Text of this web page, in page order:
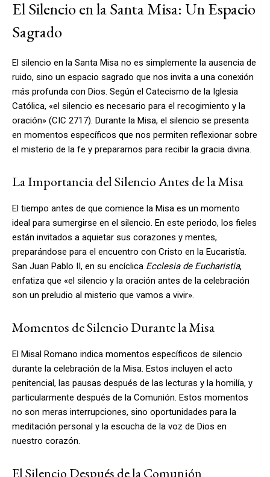
El Silencio en la Santa Misa: Un Espacio
Sagrado
El silencio en la Santa Misa no es simplemente la ausencia de
ruido, sino un espacio sagrado que nos invita a una conexión
más profunda con Dios. Según el Catecismo de la Iglesia
Católica, «el silencio es necesario para el recogimiento y la
oración» (CIC 2717). Durante la Misa, el silencio se presenta
en momentos específicos que nos permiten reflexionar sobre
el misterio de la fe y prepararnos para recibir la gracia divina.
La Importancia del Silencio Antes de la Misa
El tiempo antes de que comience la Misa es un momento
ideal para sumergirse en el silencio. En este periodo, los fieles
están invitados a aquietar sus corazones y mentes,
preparándose para el encuentro con Cristo en la Eucaristía.
San Juan Pablo II, en su encíclica Ecclesia de Eucharistia,
enfatiza que «el silencio y la oración antes de la celebración
son un preludio al misterio que vamos a vivir».
Momentos de Silencio Durante la Misa
El Misal Romano indica momentos específicos de silencio
durante la celebración de la Misa. Estos incluyen el acto
penitencial, las pausas después de las lecturas y la homilía, y
particularmente después de la Comunión. Estos momentos
no son meras interrupciones, sino oportunidades para la
meditación personal y la escucha de la voz de Dios en
nuestro corazón.
El Silencio Después de la Comunión